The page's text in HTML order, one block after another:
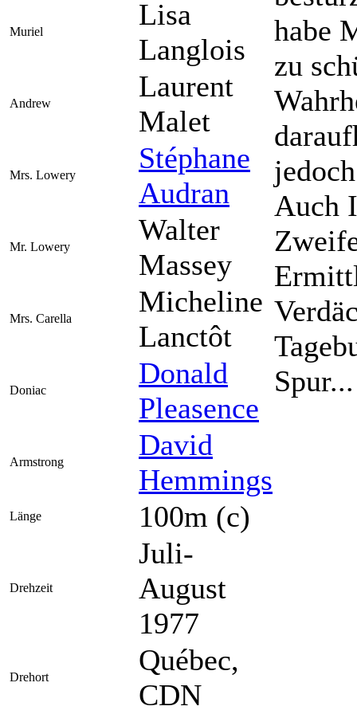
habe
zu
Auch
Muriel
Lisa
Langlois
Andrew
Laurent
Malet
Mrs. Lowery
Stéphane
Audran
Mr. Lowery
Walter
Massey
Mrs. Carella
Micheline
Lanctôt
Doniac
Donald
Pleasence
Armstrong
David
Hemmings
Länge 100m (c)
Drehzeit
Juli-
August
1977
Drehort
Québec,
CDN